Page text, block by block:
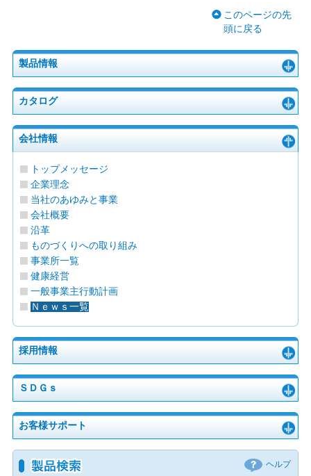
製品情報
カタログ
会社情報
トップメッセージ
企業理念
当社のあゆみと事業
会社概要
沿革
ものづくりへの取り組み
事業所一覧
健康経営
一般事業主行動計画
Ｎｅｗｓ一覧
採用情報
ＳＤＧｓ
お客様サポート
ヘルプ
このページの先
頭に戻る